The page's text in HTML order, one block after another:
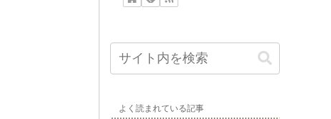
よく読まれている記事